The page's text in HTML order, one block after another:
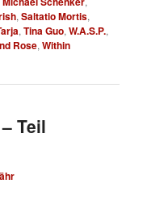
,Saltatio Mortis,
,Tina Guo,W.A.S.P.,
Rose,Within
Teil